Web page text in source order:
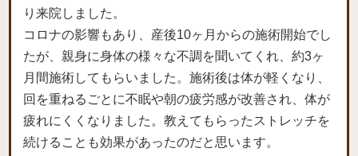
り来院しました。
コロナの影響もあり、産後10ヶ月からの施術開始でし
たが、親身に身体の様々な不調を聞いてくれ、約3ヶ
月間施術してもらいました。施術後は体が軽くなり、
回を重ねるごとに不眠や朝の疲労感が改善され、体が
疲れにくくなりました。教えてもらったストレッチを
続けることも効果があったのだと思います。